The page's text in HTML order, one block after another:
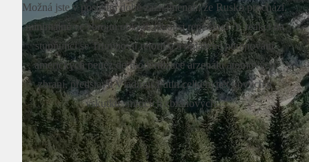
Možná jste v poslední době zaznamenali, že Rusko prochází,
minimálně ve zbrojní oblasti, jakousi renesancí. V reakci na
stupňující se Trumpovu rétoriku a ohlášené pumpování
amerických peněz do modernizace arzenálu atomových
zbraní, představil Vladimir Putin celkem pět nových a
vskutku smrtících zbraňových...